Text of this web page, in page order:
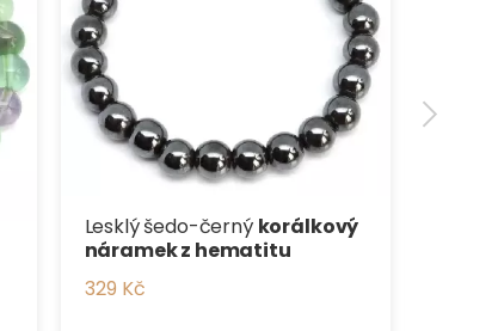
Lesklý šedo-černý korálkový
náramek z hematitu
329 Kč